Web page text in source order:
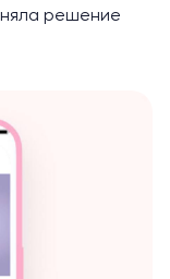
решение